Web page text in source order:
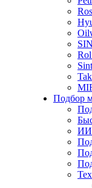
Подбор